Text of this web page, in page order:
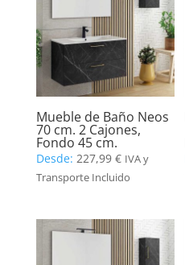
Mueble de Baño Neos
70 cm. 2 Cajones,
Fondo 45 cm.
Desde: 227,99 € IVA y
Transporte Incluido